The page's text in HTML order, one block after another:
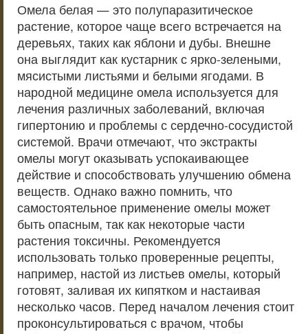
Омела белая — это полупаразитическое
растение, которое чаще всего встречается на
деревьях, таких как яблони и дубы. Внешне
она выглядит как кустарник с ярко-зелеными,
мясистыми листьями и белыми ягодами. В
народной медицине омела используется для
лечения различных заболеваний, включая
гипертонию и проблемы с сердечно-сосудистой
системой. Врачи отмечают, что экстракты
омелы могут оказывать успокаивающее
действие и способствовать улучшению обмена
веществ. Однако важно помнить, что
самостоятельное применение омелы может
быть опасным, так как некоторые части
растения токсичны. Рекомендуется
использовать только проверенные рецепты,
например, настой из листьев омелы, который
готовят, заливая их кипятком и настаивая
несколько часов. Перед началом лечения стоит
проконсультироваться с врачом, чтобы